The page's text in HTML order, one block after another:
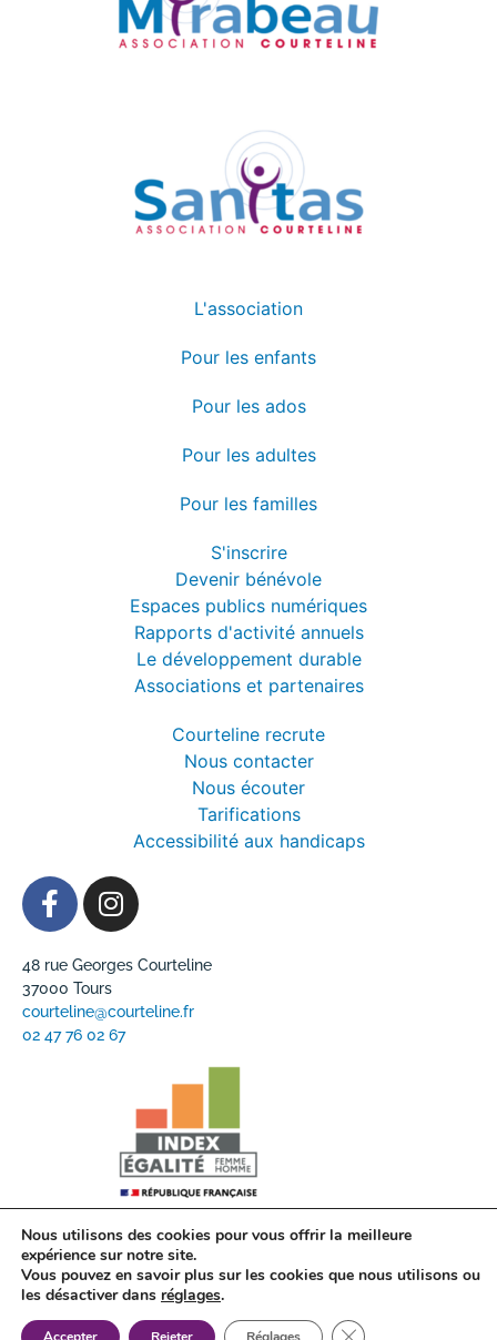
L'association
Pour les enfants
Pour les ados
Pour les adultes
Pour les familles
S'inscrire
Devenir bénévole
Espaces publics numériques
Rapports d'activité annuels
Le développement durable
Associations et partenaires
Courteline recrute
Nous contacter
Nous écouter
Tarifications
Accessibilité aux handicaps
48 rue Georges Courteline
37000 Tours
courteline@courteline.fr
02 47 76 02 67
Mentions légales Politique de confidentialité
Nous utilisons des cookies pour vous offrir la meilleure
expérience sur notre site.
Vous pouvez en savoir plus sur les cookies que nous utilisons ou
les désactiver dans réglages.
Fermer la bannière